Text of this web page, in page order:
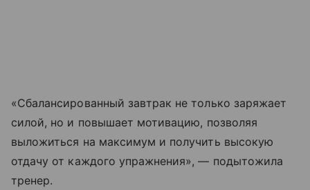
«Сбалансированный завтрак не только заряжает
силой, но и повышает мотивацию, позволяя
выложиться на максимум и получить высокую
отдачу от каждого упражнения», — подытожила
тренер.